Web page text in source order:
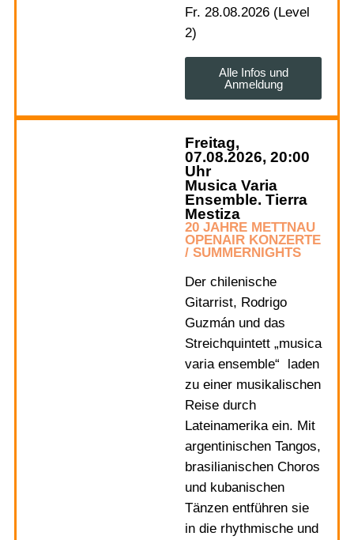
Fr. 28.08.2026 (Level
2)
Alle Infos und
Anmeldung
Freitag,
07.08.2026, 20:00
Uhr
Musica Varia
Ensemble. Tierra
Mestiza
20 JAHRE METTNAU
OPENAIR KONZERTE
/ SUMMERNIGHTS
Der chilenische
Gitarrist, Rodrigo
Guzmán und das
Streichquintett „musica
varia ensemble“ laden
zu einer musikalischen
Reise durch
Lateinamerika ein. Mit
argentinischen Tangos,
brasilianischen Choros
und kubanischen
Tänzen entführen sie
in die rhythmische und